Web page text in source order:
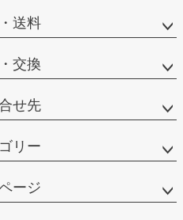
送料
交換
せ先
リー
ージ